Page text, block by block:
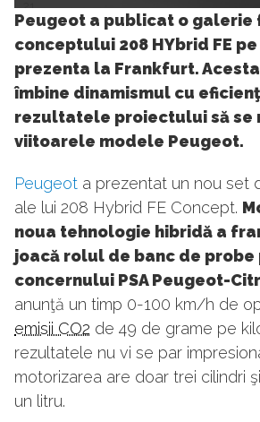
21
Peugeot a publicat o galerie
conceptului 208 HYbrid FE
prezenta la Frankfurt.
îmbine dinamismul cu
rezultatele proiectului să se
viitoarele modele Peugeot.
Peugeot a prezentat un nou set
ale lui 208 Hybrid FE Concept.
noua tehnologie hibridă a
joacă rolul de banc de
concernului PSA Peugeot-
anunţă un timp 0-100 km/h de
emisii CO2 de 49 de grame pe
rezultatele nu vi se par
motorizarea are doar trei cilindri
un litru.